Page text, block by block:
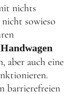
nichts
sowieso
aber auch eine
barrierefreien